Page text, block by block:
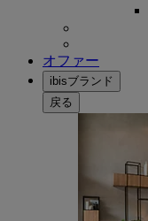
オファー
ibisブランド
戻る